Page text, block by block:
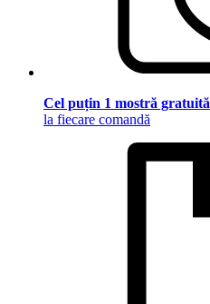
Cel puțin 1 mostră gratuită
la fiecare comandă